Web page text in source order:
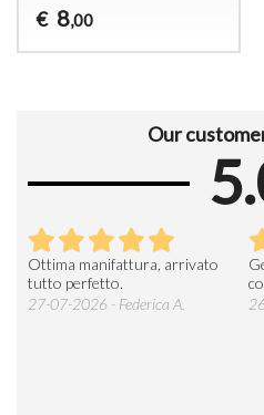
€ 8,00
Our
Ottima manifattura, arrivato
tutto perfetto.
27-07-2026 - Federica A.